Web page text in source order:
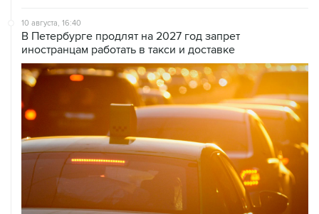
10 августа, 16:40
В Петербурге продлят на 2027 год запрет
иностранцам работать в такси и доставке